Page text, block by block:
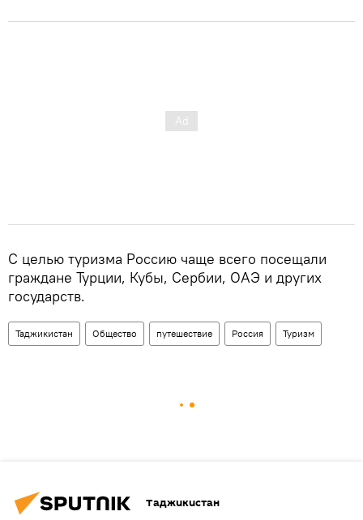
С целью туризма Россию чаще всего посещали
граждане Турции, Кубы, Сербии, ОАЭ и других
государств.
Таджикистан Общество путешествие Россия Туризм
Таджикистан